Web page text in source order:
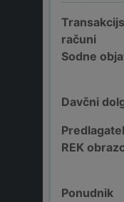
računi
Sodne
Davčni
REK
Ponudnik